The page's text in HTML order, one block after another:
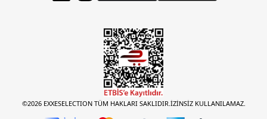
©2026 EXXESELECTION TÜM HAKLARI SAKLIDIR.İZİNSİZ KULLANILAMAZ.